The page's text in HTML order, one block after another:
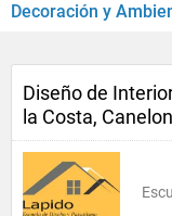
Decoración y
Diseño de
la Costa,